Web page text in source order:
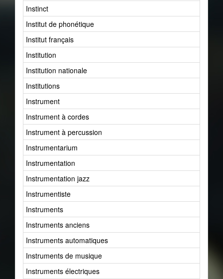
Instinct
Institut de phonétique
Institut français
Institution
Institution nationale
Institutions
Instrument
Instrument à cordes
Instrument à percussion
Instrumentarium
Instrumentation
Instrumentation jazz
Instrumentiste
Instruments
Instruments anciens
Instruments automatiques
Instruments de musique
Instruments électriques